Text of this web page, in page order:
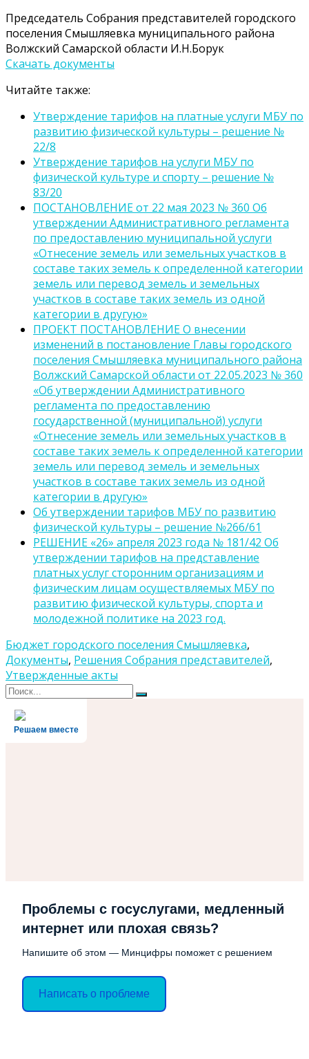
Председатель Собрания представителей городского
поселения Смышляевка муниципального района
Волжский Самарской области И.Н.Борук
Скачать документы
Читайте также:
Утверждение тарифов на платные услуги МБУ по
развитию физической культуры – решение №
22/8
Утверждение тарифов на услуги МБУ по
физической культуре и спорту – решение №
83/20
ПОСТАНОВЛЕНИЕ от 22 мая 2023 № 360 Об
утверждении Административного регламента
по предоставлению муниципальной услуги
«Отнесение земель или земельных участков в
составе таких земель к определенной категории
земель или перевод земель и земельных
участков в составе таких земель из одной
категории в другую»
ПРОЕКТ ПОСТАНОВЛЕНИЕ О внесении
изменений в постановление Главы городского
поселения Смышляевка муниципального района
Волжский Самарской области от 22.05.2023 № 360
«Об утверждении Административного
регламента по предоставлению
государственной (муниципальной) услуги
«Отнесение земель или земельных участков в
составе таких земель к определенной категории
земель или перевод земель и земельных
участков в составе таких земель из одной
категории в другую»
Об утверждении тарифов МБУ по развитию
физической культуры – решение №266/61
РЕШЕНИЕ «26» апреля 2023 года № 181/42 Об
утверждении тарифов на представление
платных услуг сторонним организациям и
физическим лицам осуществляемых МБУ по
развитию физической культуры, спорта и
молодежной политике на 2023 год.
Бюджет городского поселения Смышляевка,
Документы, Решения Собрания представителей,
Утвержденные акты
Поиск
Поиск
Решаем вместе
Проблемы с госуслугами, медленный
интернет или плохая связь?
Напишите об этом — Минцифры поможет с решением
Написать о проблеме